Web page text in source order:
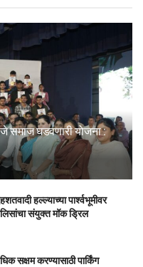
समाज घडवणारी योजना :
हल्ल्याच्या पार्श्वभूमीवर
संयुक्त मॉक ड्रिल
सक्षम करण्यासाठी पार्किंग